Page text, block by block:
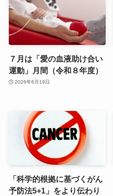
７月は「愛の血液助け合い
運動」月間（令和８年度）
2026年6月19日
「科学的根拠に基づくがん
予防法5+1」をより伝わり